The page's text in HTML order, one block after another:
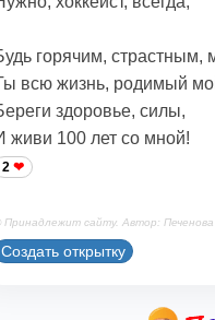
горячим, страстным,
всю жизнь, родимый
здоровье, силы,
живи 100 лет со мной!
2
Принадлежит сайту. Автор: Печенова
Создать открытку